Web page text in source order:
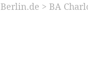
Berlin.de > BA